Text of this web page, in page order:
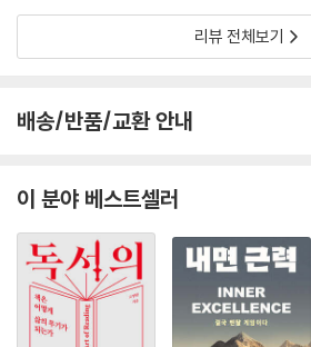
다. ? 1부~4부로 연결이 된답니다. 1부는 인생에
리뷰 전체보기
배송/반품/교환 안내
이 분야 베스트셀러